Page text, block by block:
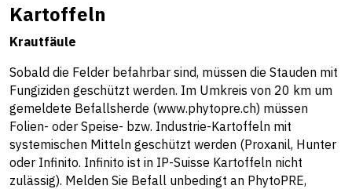
Kartoffeln
Krautfäule
Sobald die Felder befahrbar sind, müssen die Stauden mit
Fungiziden geschützt werden. Im Umkreis von 20 km um
gemeldete Befallsherde (www.phytopre.ch) müssen
Folien- oder Speise- bzw. Industrie-Kartoffeln mit
systemischen Mitteln geschützt werden (Proxanil, Hunter
oder Infinito. Infinito ist in IP-Suisse Kartoffeln nicht
zulässig). Melden Sie Befall unbedingt an PhytoPRE,